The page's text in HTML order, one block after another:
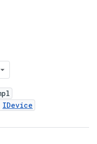
IDevice